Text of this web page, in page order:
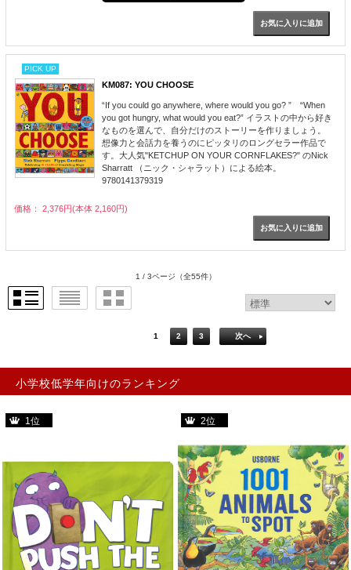
PICK UP
KM087: YOU CHOOSE
“If you could go anywhere, where would you go? ” “When
you got hungry, what would you eat?” イラストの中から好き
なものを選んで、自分だけのストーリーを作りましょう。
想像力と会話力を養うのにピッタリのロングセラー作品で
す。大人気"KETCHUP ON YOUR CORNFLAKES?" のNick
Sharratt （ニック・シャラット）による絵本。
9780141379319
価格： 2,376円(本体 2,160円)
1 / 3ページ （全55件）
1 2 3 次へ
小学校低学年向けのランキング
1位 2位